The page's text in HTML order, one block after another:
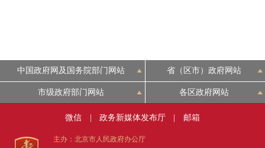
中国政府网及国务院部门网站 省（区市）政府网站
市级政府部门网站 各区政府网站
微信 政务新媒体发布厅 邮箱
主办：北京市人民政府办公厅